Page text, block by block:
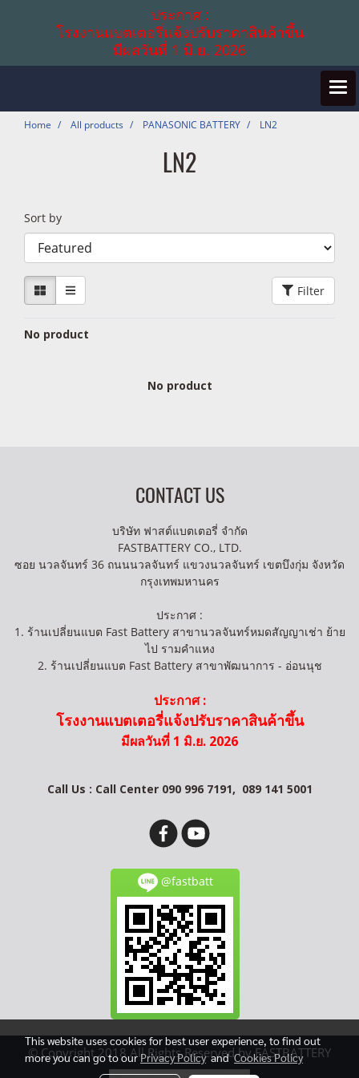
ประกาศ :
โรงงานแบตเตอรี่แจ้งปรับราคาสินค้าขึ้น
มีผลวันที่ 1 มิ.ย. 2026
Home All products PANASONIC BATTERY LN2
LN2
Sort by
Filter
No product
No product
CONTACT US
บริษัท ฟาสต์แบตเตอรี่ จำกัด
FASTBATTERY CO., LTD.
ซอย นวลจันทร์ 36 ถนนนวลจันทร์ แขวงนวลจันทร์ เขตบึงกุ่ม จังหวัด
กรุงเทพมหานคร
ประกาศ :
1. ร้านเปลี่ยนแบต Fast Battery สาขานวลจันทร์หมดสัญญาเช่า ย้าย
ไป รามคำแหง
2. ร้านเปลี่ยนแบต Fast Battery สาขาพัฒนาการ - อ่อนนุช
ประกาศ :
โรงงานแบตเตอรี่แจ้งปรับราคาสินค้าขึ้น
มีผลวันที่ 1 มิ.ย. 2026
Call Us : Call Center 090 996 7191, 089 141 5001
@fastbatt
© Copyright 2018 All Rights Reserved by FASTBATTERY
This website uses cookies for best user experience, to find out
more you can go to ourPrivacy PolicyandCookies Policy